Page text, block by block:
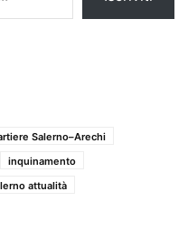
Salerno–Arechi
inquinamento
attualità